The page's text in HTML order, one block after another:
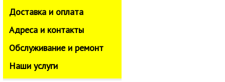
Доставка и оплата
Адреса и контакты
Обслуживание и ремонт
Наши услуги